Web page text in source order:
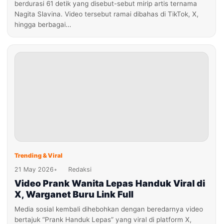
berdurasi 61 detik yang disebut-sebut mirip artis ternama
Nagita Slavina. Video tersebut ramai dibahas di TikTok, X,
hingga berbagai…
Trending & Viral
21 May 2026• Redaksi
Video Prank Wanita Lepas Handuk Viral di
X, Warganet Buru Link Full
Media sosial kembali dihebohkan dengan beredarnya video
bertajuk “Prank Handuk Lepas” yang viral di platform X,